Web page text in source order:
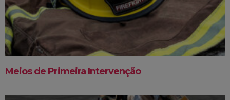
Meios de Primeira Intervenção